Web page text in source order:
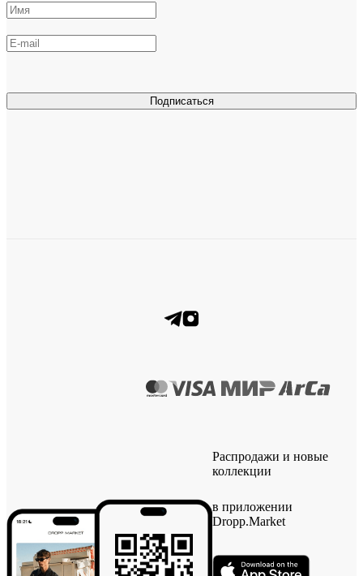
Подписаться
Распродажи и новые
коллекции
в приложении
Dropp.Market